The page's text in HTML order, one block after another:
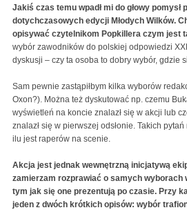
Jakiś czas temu wpadł mi do głowy pomysł
dotychczasowych edycji Młodych Wilków.
opisywać czytelnikom Popkillera czym jest
wybór zawodników do polskiej odpowiedzi
dyskusji – czy ta osoba to dobry wybór, gdzie
Sam pewnie zastąpiłbym kilka wyborów
Oxon?). Można też dyskutować np. czemu
wyświetleń na koncie znalazł się w akcji lub
znalazł się w pierwszej odsłonie. Takich
ilu jest raperów na scenie.
Akcja jest jednak wewnętrzną inicjatywą
zamierzam rozprawiać o samych wyborach
tym jak się one prezentują po czasie. Przy
jeden z dwóch krótkich opisów: wybór